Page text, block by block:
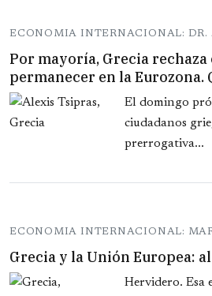
ECONOMIA INTERNACIONAL: DR.
Por mayoría, Grecia
permanecer en la Eurozona.
El domingo
ciudadanos
prerrogativa...
ECONOMIA INTERNACIONAL:
Grecia y la Unión Europea:
Hervidero. Esa